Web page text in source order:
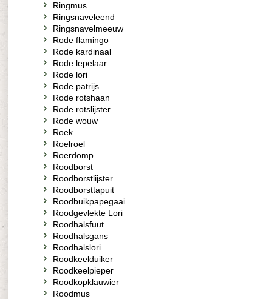
Ringmus
Ringsnaveleend
Ringsnavelmeeuw
Rode flamingo
Rode kardinaal
Rode lepelaar
Rode lori
Rode patrijs
Rode rotshaan
Rode rotslijster
Rode wouw
Roek
Roelroel
Roerdomp
Roodborst
Roodborstlijster
Roodborsttapuit
Roodbuikpapegaai
Roodgevlekte Lori
Roodhalsfuut
Roodhalsgans
Roodhalslori
Roodkeelduiker
Roodkeelpieper
Roodkopklauwier
Roodmus